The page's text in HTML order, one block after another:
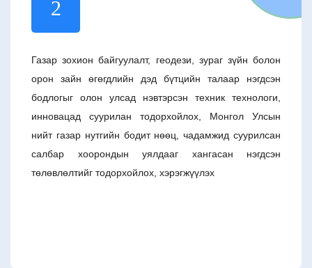
2
Газар зохион байгуулалт, геодези, зураг зүйн болон
орон зайн өгөгдлийн дэд бүтцийн талаар нэгдсэн
бодлогыг олон улсад нэвтэрсэн техник технологи,
инновацад суурилан тодорхойлох, Монгол Улсын
нийт газар нутгийн бодит нөөц, чадамжид суурилсан
салбар хоорондын уялдааг хангасан нэгдсэн
төлөвлөлтийг тодорхойлох, хэрэгжүүлэх